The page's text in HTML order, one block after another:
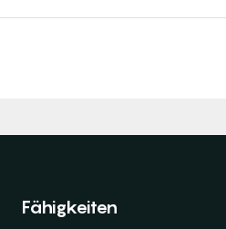
Fähigkeiten